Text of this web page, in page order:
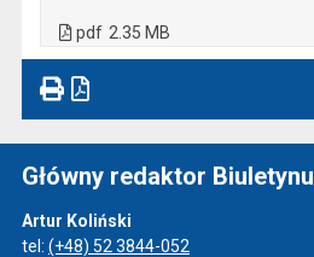
pdf 2.35 MB
Główny redaktor Biuletynu
Artur Koliński
tel: (+48) 52 3844-052